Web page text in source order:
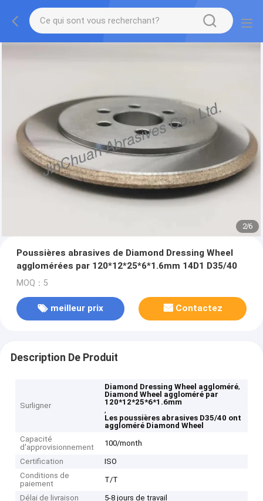
2/6
Poussières abrasives de Diamond Dressing Wheel
agglomérées par 120*12*25*6*1.6mm 14D1 D35/40
MOQ：5
meilleur prix Contactez
Description De Produit
Surligner
Diamond Dressing Wheel aggloméré,
Diamond Wheel aggloméré par
120*12*25*6*1.6mm
,
Les poussières abrasives D35/40 ont
aggloméré Diamond Wheel
Capacité
d'approvisionnement
100/month
Certification
ISO
Conditions de
paiement
T/T
Délai de livraison
5-8 jours de travail